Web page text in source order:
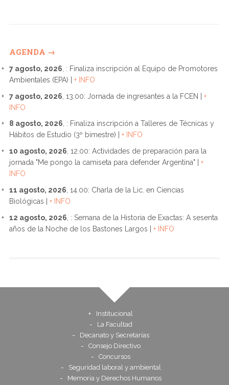
AGENDA →
7 agosto, 2026 , : Finaliza inscripción al Equipo de Promotores
Ambientales (EPA) | + INFO
7 agosto, 2026 , 13.00: Jornada de ingresantes a la FCEN | +
INFO
8 agosto, 2026, : Finaliza inscripción a Talleres de Técnicas y
Hábitos de Estudio (3º bimestre) | + INFO
10 agosto, 2026, 12.00: Actividades de preparación para la
jornada "Me pongo la camiseta para defender Argentina" | +
INFO
11 agosto, 2026 , 14.00: Charla de la Lic. en Ciencias
Biológicas | + INFO
12 agosto, 2026 , : Semana de la Historia de Exactas: A sesenta
años de la Noche de los Bastones Largos | + INFO
Institucional
La Facultad
Decanato y Secretarías
Consejo Directivo
Concursos
Seguridad laboral y ambiental
Memoria y Derechos Humanos